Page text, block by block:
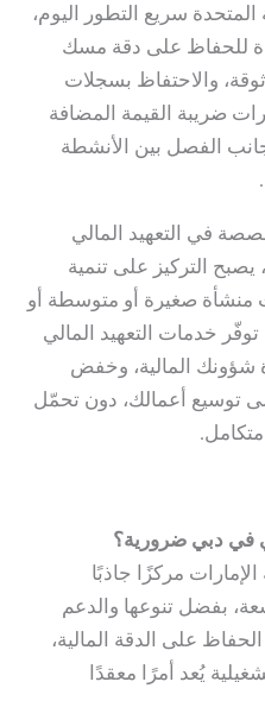
سريع التطور اليوم،
للحفاظ على دقة مسك
والاحتفاظ بسجلات
ضريبة القيمة المضافة
الفصل بين الأنشطة
في التعهيد المالي
التركيز على تنمية
منشأة صغيرة أو متوسطة أو
خدمات التعهيد المالي
شؤونك المالية، وخفض
على توسيع أعمالك، دون تحمّل
في دبي ضرورية؟
مركزًا جاذبًا
بفضل تنوعها والدعم
على الدقة المالية،
يُعد أمرًا معقدًا